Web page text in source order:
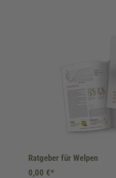
Ratgeber für Welpen
0,00 €*